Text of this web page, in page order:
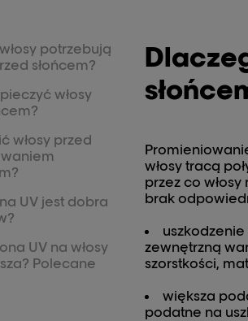
potrzebują
słońcem?
włosy
włosy przed
UV jest dobra
UV na włosy
Polecane
włosy tracą
przez co
brak
uszkodzenie
zewnętrzną
szorstkości,
większa
podatne na